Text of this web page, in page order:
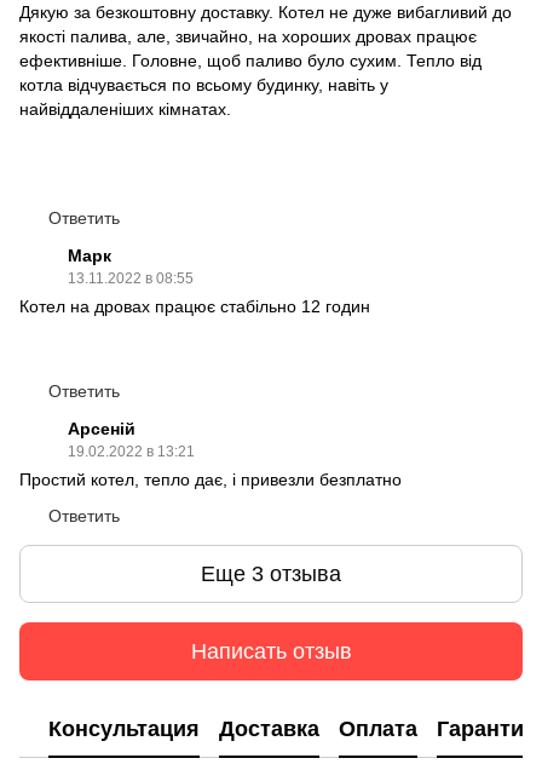
Дякую за безкоштовну доставку. Котел не дуже вибагливий до
якості палива, але, звичайно, на хороших дровах працює
ефективніше. Головне, щоб паливо було сухим. Тепло від
котла відчувається по всьому будинку, навіть у
найвіддаленіших кімнатах.
Ответить
Марк
13.11.2022 в 08:55
Котел на дровах працює стабільно 12 годин
Ответить
Арсеній
19.02.2022 в 13:21
Простий котел, тепло дає, і привезли безплатно
Ответить
Еще 3 отзыва
Написать отзыв
Консультация Доставка Оплата Гарантия